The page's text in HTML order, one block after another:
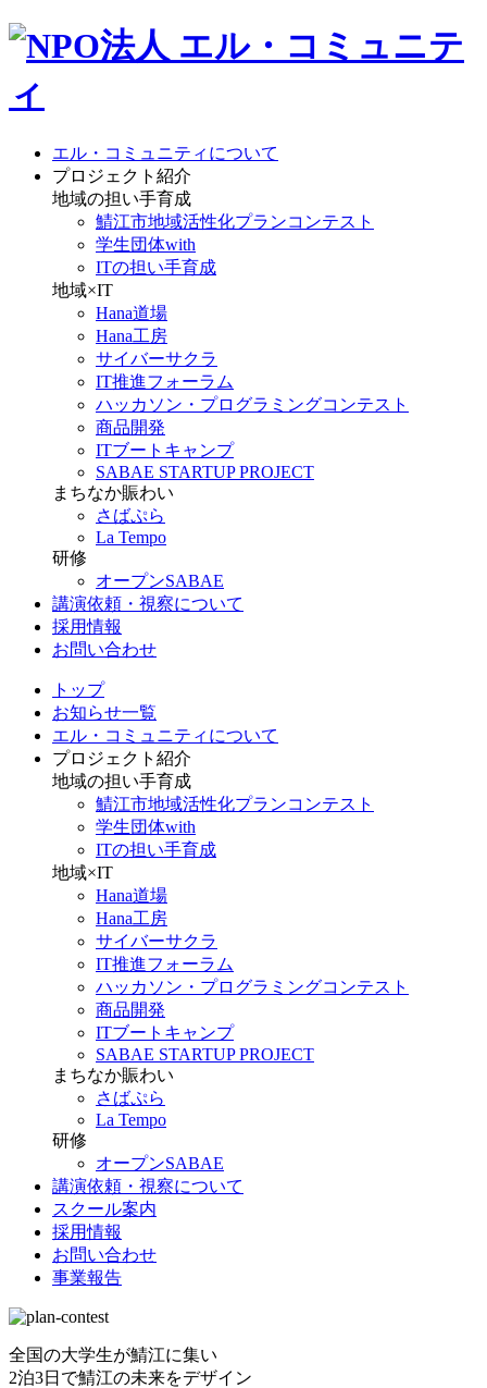
エル・コミュニティについて
プロジェクト紹介
地域の担い手育成
鯖江市地域活性化プランコンテスト
学生団体with
ITの担い手育成
地域×IT
Hana道場
Hana工房
サイバーサクラ
IT推進フォーラム
ハッカソン・プログラミングコンテスト
商品開発
ITブートキャンプ
SABAE STARTUP PROJECT
まちなか賑わい
さばぷら
La Tempo
研修
オープンSABAE
講演依頼・視察について
採用情報
お問い合わせ
トップ
お知らせ一覧
エル・コミュニティについて
プロジェクト紹介
地域の担い手育成
鯖江市地域活性化プランコンテスト
学生団体with
ITの担い手育成
地域×IT
Hana道場
Hana工房
サイバーサクラ
IT推進フォーラム
ハッカソン・プログラミングコンテスト
商品開発
ITブートキャンプ
SABAE STARTUP PROJECT
まちなか賑わい
さばぷら
La Tempo
研修
オープンSABAE
講演依頼・視察について
スクール案内
採用情報
お問い合わせ
事業報告
全国の大学生が鯖江に集い
2泊3日で鯖江の未来をデザイン